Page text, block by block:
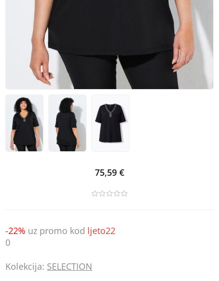
75,59 €
-22% uz promo kod ljeto22
0
Kolekcija: SELECTION